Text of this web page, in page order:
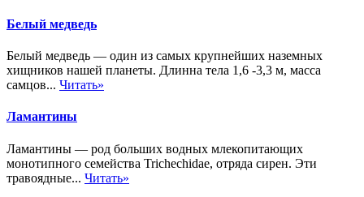
Белый медведь
Белый медведь — один из самых крупнейших наземных
хищников нашей планеты. Длинна тела 1,6 -3,3 м, масса
самцов... Читать»
Ламантины
Ламантины — род больших водных млекопитающих
монотипного семейства Trichechidae, отряда сирен. Эти
травоядные... Читать»